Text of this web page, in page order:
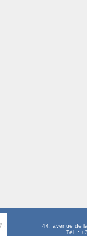
44, avenue de
Tél. :